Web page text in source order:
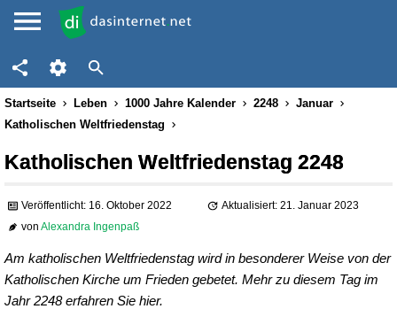
Startseite Leben 1000 Jahre Kalender 2248
Januar
Katholischen Weltfriedenstag
Katholischen Weltfriedenstag 2248
Veröffentlicht: 16. Oktober 2022
Aktualisiert: 21. Januar 2023
vonAlexandra Ingenpaß
Am katholischen Weltfriedenstag wird in besonderer Weise von der
Katholischen Kirche um Frieden gebetet. Mehr zu diesem Tag im
Jahr 2248 erfahren Sie hier.